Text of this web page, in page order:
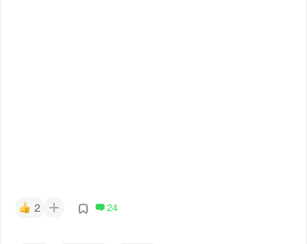
2 24